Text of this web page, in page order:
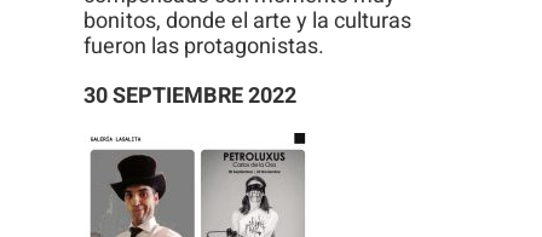
bonitos, donde el arte y la culturas
fueron las protagonistas.
30 SEPTIEMBRE 2022